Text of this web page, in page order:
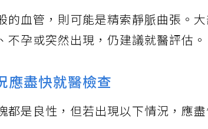
的血管，則可能是精索靜脈曲張。
不孕或突然出現，仍建議就醫評估。
應盡快就醫檢查
都是良性，但若出現以下情況，應盡